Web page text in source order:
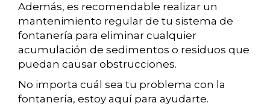
Además, es recomendable realizar un
mantenimiento regular de tu sistema de
fontanería para eliminar cualquier
acumulación de sedimentos o residuos que
puedan causar obstrucciones.
No importa cuál sea tu problema con la
fontanería, estoy aquí para ayudarte.